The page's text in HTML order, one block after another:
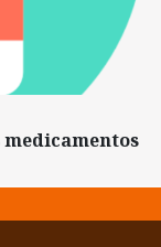
medicamentos